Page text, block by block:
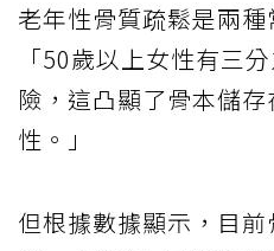
老年性骨質疏鬆是兩種
「50歲以上女性有三
險，這凸顯了骨本儲
性。」
但根據數據顯示，目